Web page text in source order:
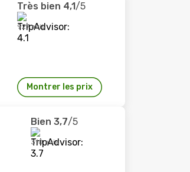
Très bien 4,1/5
927 avis
Montrer les prix
Bien 3,7/5
310 avis